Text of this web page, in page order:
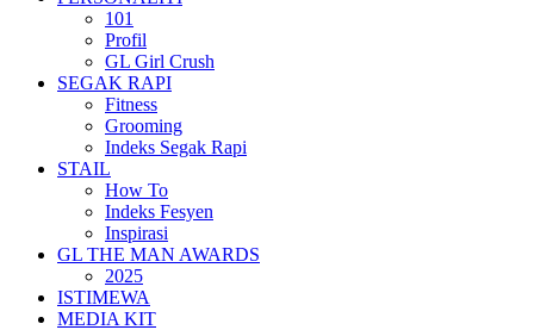
101
Profil
GL Girl Crush
SEGAK RAPI
Fitness
Grooming
Indeks Segak Rapi
STAIL
How To
Indeks Fesyen
Inspirasi
GL THE MAN AWARDS
2025
ISTIMEWA
MEDIA KIT